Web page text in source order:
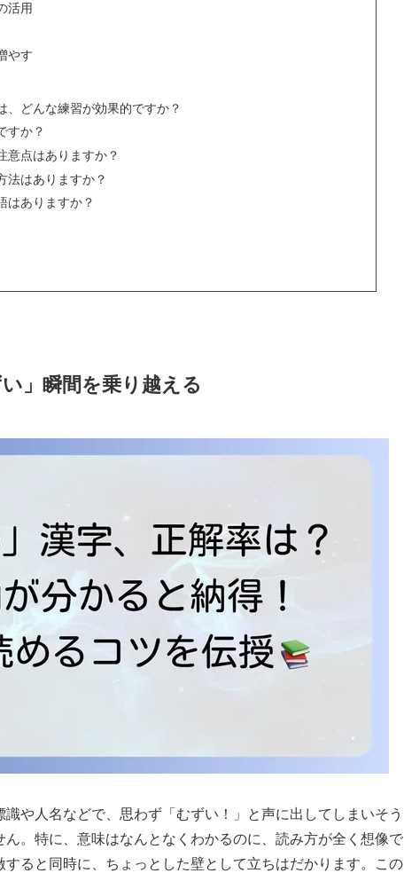
活用
やす
、どんな練習が効果的ですか？
すか？
意点はありますか？
法はありますか？
はありますか？
」瞬間を乗り越える
や人名などで、思わず「むずい！」と声に出してしまいそう
。特に、意味はなんとなくわかるのに、読み方が全く想像で
ると同時に、ちょっとした壁として立ちはだかります。この